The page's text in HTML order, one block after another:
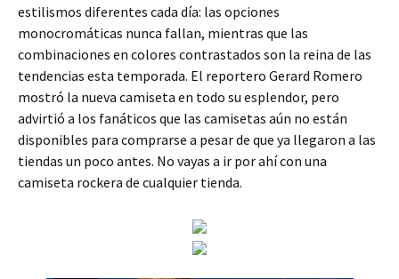
estilismos diferentes cada día: las opciones
monocromáticas nunca fallan, mientras que las
combinaciones en colores contrastados son la reina de las
tendencias esta temporada. El reportero Gerard Romero
mostró la nueva camiseta en todo su esplendor, pero
advirtió a los fanáticos que las camisetas aún no están
disponibles para comprarse a pesar de que ya llegaron a las
tiendas un poco antes. No vayas a ir por ahí con una
camiseta rockera de cualquier tienda.